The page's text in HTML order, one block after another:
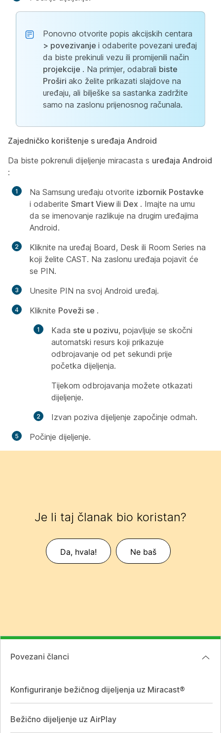
Ponovno otvorite popis akcijskih centara
> povezivanje i odaberite povezani uređaj
da biste prekinuli vezu ili promijenili način
projekcije . Na primjer, odabrali biste
Proširi ako želite prikazati slajdove na
uređaju, ali bilješke sa sastanka zadržite
samo na zaslonu prijenosnog računala.
Zajedničko korištenje s uređaja Android
Da biste pokrenuli dijeljenje miracasta s uređaja Android
:
Na Samsung uređaju otvorite izbornik Postavke
i odaberite Smart View ili Dex . Imajte na umu
da se imenovanje razlikuje na drugim uređajima
Android.
Kliknite na uređaj Board, Desk ili Room Series na
koji želite CAST. Na zaslonu uređaja pojavit će
se PIN.
Unesite PIN na svoj Android uređaj.
Kliknite Poveži se .
Kada ste u pozivu, pojavljuje se skočni
automatski resurs koji prikazuje
odbrojavanje od pet sekundi prije
početka dijeljenja.
Tijekom odbrojavanja možete otkazati
dijeljenje.
Izvan poziva dijeljenje započinje odmah.
Počinje dijeljenje.
Je li taj članak bio koristan?
Da, hvala! Ne baš
Povezani članci
Konfiguriranje bežičnog dijeljenja uz Miracast®
Bežično dijeljenje uz AirPlay